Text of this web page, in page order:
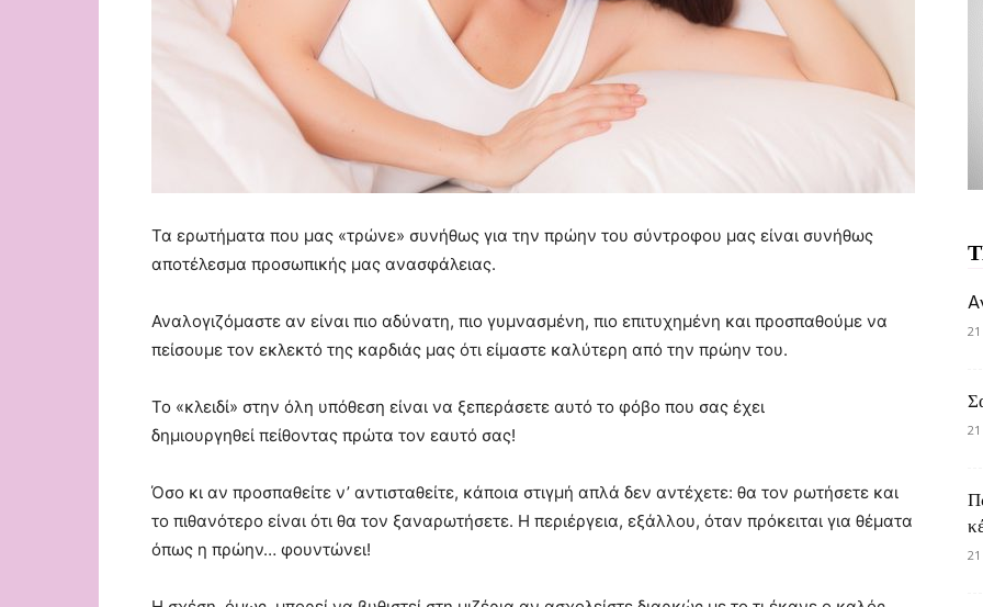
Τα ερωτήματα που μας «τρώνε» συνήθως για την πρώην του σύντροφου μας είναι συνήθως
αποτέλεσμα προσωπικής μας ανασφάλειας.
Αναλογιζόμαστε αν είναι πιο αδύνατη, πιο γυμνασμένη, πιο επιτυχημένη και προσπαθούμε να
πείσουμε τον εκλεκτό της καρδιάς μας ότι είμαστε καλύτερη από την πρώην του.
Το «κλειδί» στην όλη υπόθεση είναι να ξεπεράσετε αυτό το φόβο που σας έχει
δημιουργηθεί πείθοντας πρώτα τον εαυτό σας!
Όσο κι αν προσπαθείτε ν’ αντισταθείτε, κάποια στιγμή απλά δεν αντέχετε: θα τον ρωτήσετε και
το πιθανότερο είναι ότι θα τον ξαναρωτήσετε. Η περιέργεια, εξάλλου, όταν πρόκειται για θέματα
όπως η πρώην… φουντώνει!